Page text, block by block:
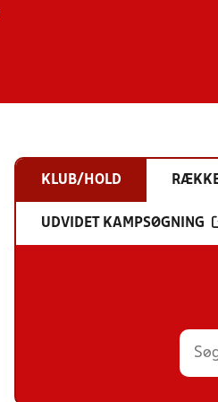
KLUB/HOLD
UDVIDET KAMPSØGNING